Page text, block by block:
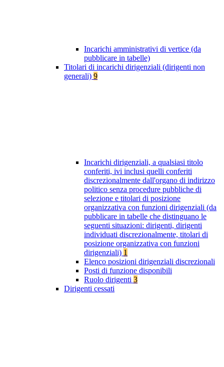
Incarichi amministrativi di vertice (da
pubblicare in tabelle)
Titolari di incarichi dirigenziali (dirigenti non
generali) 9
Incarichi dirigenziali, a qualsiasi titolo
conferiti, ivi inclusi quelli conferiti
discrezionalmente dall'organo di indirizzo
politico senza procedure pubbliche di
selezione e titolari di posizione
organizzativa con funzioni dirigenziali (da
pubblicare in tabelle che distinguano le
seguenti situazioni: dirigenti, dirigenti
individuati discrezionalmente, titolari di
posizione organizzativa con funzioni
dirigenziali) 1
Elenco posizioni dirigenziali discrezionali
Posti di funzione disponibili
Ruolo dirigenti 3
Dirigenti cessati